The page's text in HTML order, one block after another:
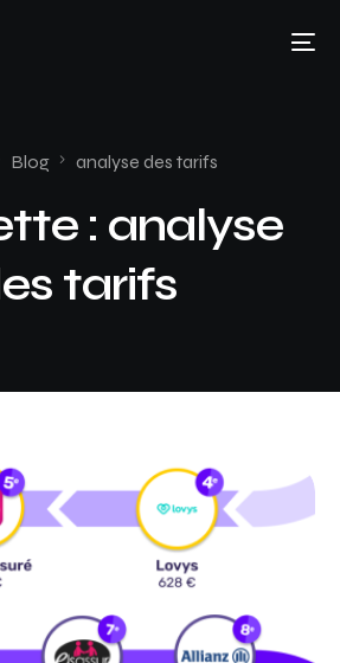
Blog analyse des tarifs
: analyse
tarifs